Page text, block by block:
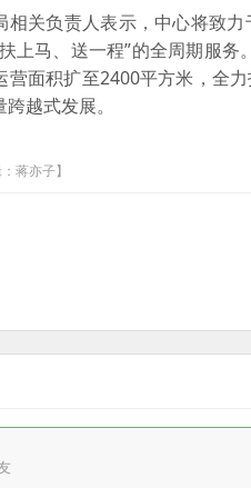
相关负责人表示，中心将致
上马、送一程”的全周期服
营面积扩至2400平方米，全
越式发展。
蒋亦子】